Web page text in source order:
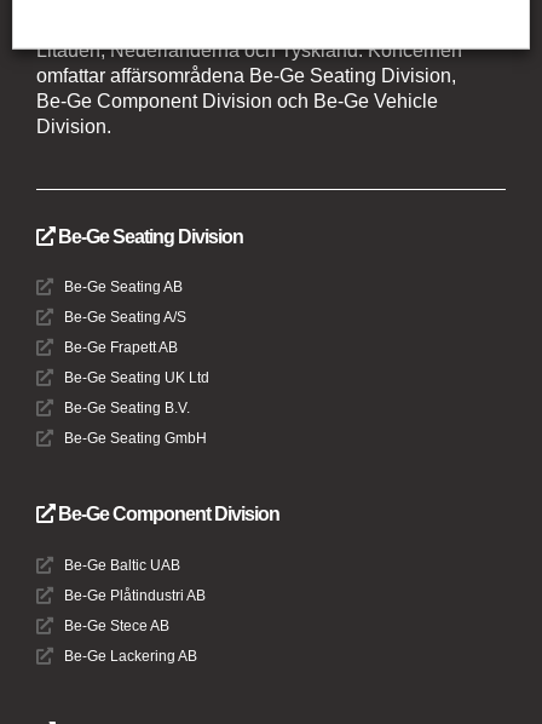
Litauen, Nederländerna och Tyskland. Koncernen
omfattar affärsområdena Be-Ge Seating Division,
Be-Ge Component Division och Be-Ge Vehicle
Division.
Be-Ge Seating Division
Be-Ge Seating AB
Be-Ge Seating A/S
Be-Ge Frapett AB
Be-Ge Seating UK Ltd
Be-Ge Seating B.V.
Be-Ge Seating GmbH
Be-Ge Component Division
Be-Ge Baltic UAB
Be-Ge Plåtindustri AB
Be-Ge Stece AB
Be-Ge Lackering AB